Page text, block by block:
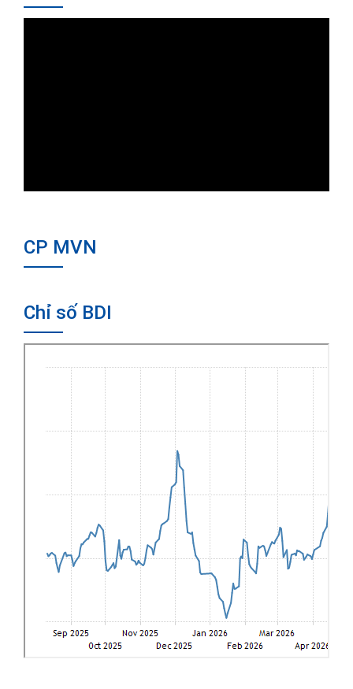
CP MVN
Chỉ số BDI